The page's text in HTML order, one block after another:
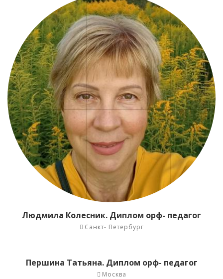
Людмила Колесник. Диплом орф- педагог
Санкт- Петербург
Першина Татьяна. Диплом орф- педагог
Москва